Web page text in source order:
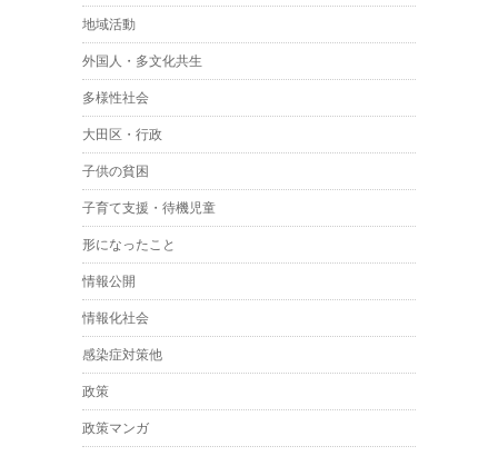
地域活動
外国人・多文化共生
多様性社会
大田区・行政
子供の貧困
子育て支援・待機児童
形になったこと
情報公開
情報化社会
感染症対策他
政策
政策マンガ